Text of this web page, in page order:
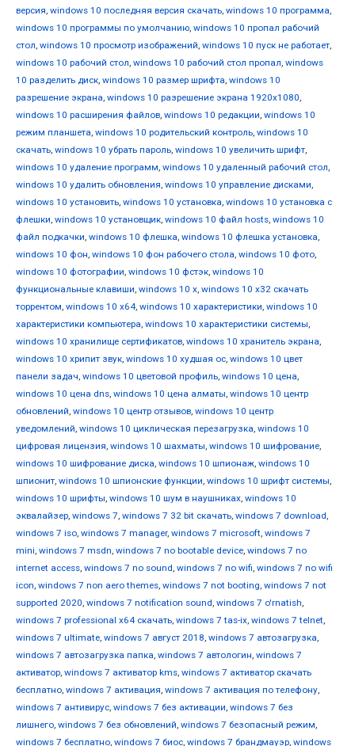
версия, windows 10 последняя версия скачать, windows 10 программа,
windows 10 программы по умолчанию, windows 10 пропал рабочий
стол, windows 10 просмотр изображений, windows 10 пуск не работает,
windows 10 рабочий стол, windows 10 рабочий стол пропал, windows
10 разделить диск, windows 10 размер шрифта, windows 10
разрешение экрана, windows 10 разрешение экрана 1920x1080,
windows 10 расширения файлов, windows 10 редакции, windows 10
режим планшета, windows 10 родительский контроль, windows 10
скачать, windows 10 убрать пароль, windows 10 увеличить шрифт,
windows 10 удаление программ, windows 10 удаленный рабочий стол,
windows 10 удалить обновления, windows 10 управление дисками,
windows 10 установить, windows 10 установка, windows 10 установка с
флешки, windows 10 установщик, windows 10 файл hosts, windows 10
файл подкачки, windows 10 флешка, windows 10 флешка установка,
windows 10 фон, windows 10 фон рабочего стола, windows 10 фото,
windows 10 фотографии, windows 10 фстэк, windows 10
функциональные клавиши, windows 10 х, windows 10 х32 скачать
торрентом, windows 10 х64, windows 10 характеристики, windows 10
характеристики компьютера, windows 10 характеристики системы,
windows 10 хранилище сертификатов, windows 10 хранитель экрана,
windows 10 хрипит звук, windows 10 худшая ос, windows 10 цвет
панели задач, windows 10 цветовой профиль, windows 10 цена,
windows 10 цена dns, windows 10 цена алматы, windows 10 центр
обновлений, windows 10 центр отзывов, windows 10 центр
уведомлений, windows 10 циклическая перезагрузка, windows 10
цифровая лицензия, windows 10 шахматы, windows 10 шифрование,
windows 10 шифрование диска, windows 10 шпионаж, windows 10
шпионит, windows 10 шпионские функции, windows 10 шрифт системы,
windows 10 шрифты, windows 10 шум в наушниках, windows 10
эквалайзер, windows 7, windows 7 32 bit скачать, windows 7 download,
windows 7 iso, windows 7 manager, windows 7 microsoft, windows 7
mini, windows 7 msdn, windows 7 no bootable device, windows 7 no
internet access, windows 7 no sound, windows 7 no wifi, windows 7 no wifi
icon, windows 7 non aero themes, windows 7 not booting, windows 7 not
supported 2020, windows 7 notification sound, windows 7 o'rnatish,
windows 7 professional x64 скачать, windows 7 tas-ix, windows 7 telnet,
windows 7 ultimate, windows 7 август 2018, windows 7 автозагрузка,
windows 7 автозагрузка папка, windows 7 автологин, windows 7
активатор, windows 7 активатор kms, windows 7 активатор скачать
бесплатно, windows 7 активация, windows 7 активация по телефону,
windows 7 антивирус, windows 7 без активации, windows 7 без
лишнего, windows 7 без обновлений, windows 7 безопасный режим,
windows 7 бесплатно, windows 7 биос, windows 7 брандмауэр, windows